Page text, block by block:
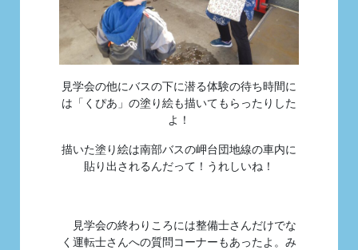
見学会の他にバスの下に潜る体験の待ち時間に
は「くぴあ」の塗り絵も描いてもらったりした
よ！
描いた塗り絵は南部バスの岬台団地線の車内に
貼り出されるんだって！うれしいね！
見学会の終わりころには整備士さんだけでな
く運転士さんへの質問コーナーもあったよ。み